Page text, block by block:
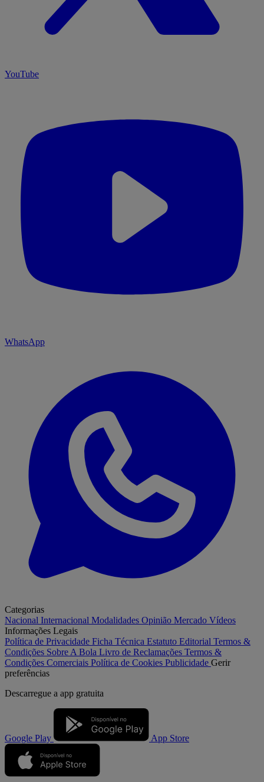
YouTube
WhatsApp
Categorias
Nacional Internacional Modalidades Opinião Mercado Vídeos
Informações Legais
Política de Privacidade Ficha Técnica Estatuto Editorial Termos &
Condições Sobre A Bola Livro de Reclamações Termos &
Condições Comerciais Política de Cookies Publicidade Gerir
preferências
Descarregue a app gratuita
Google Play App Store